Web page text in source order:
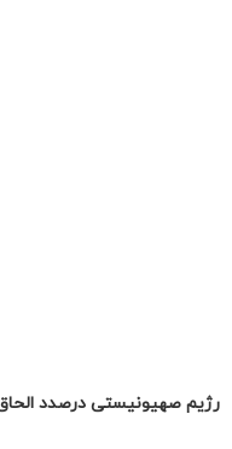
رژیم صهیونیستی درصدد